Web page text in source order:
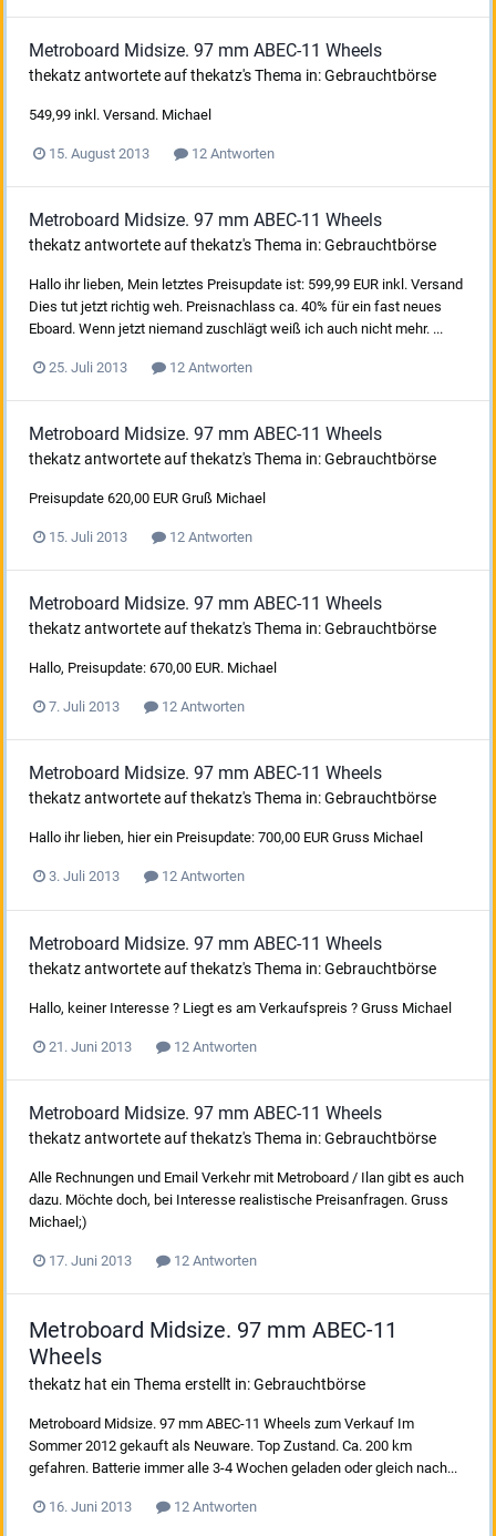
Metroboard Midsize. 97 mm ABEC-11 Wheels
thekatzantwortete aufthekatz's Thema in:Gebrauchtbörse
549,99 inkl. Versand. Michael
15. August 2013 12 Antworten
Metroboard Midsize. 97 mm ABEC-11 Wheels
thekatzantwortete aufthekatz's Thema in:Gebrauchtbörse
Hallo ihr lieben, Mein letztes Preisupdate ist: 599,99 EUR inkl. Versand
Dies tut jetzt richtig weh. Preisnachlass ca. 40% für ein fast neues
Eboard. Wenn jetzt niemand zuschlägt weiß ich auch nicht mehr. ...
25. Juli 2013 12 Antworten
Metroboard Midsize. 97 mm ABEC-11 Wheels
thekatzantwortete aufthekatz's Thema in:Gebrauchtbörse
Preisupdate 620,00 EUR Gruß Michael
15. Juli 2013 12 Antworten
Metroboard Midsize. 97 mm ABEC-11 Wheels
thekatzantwortete aufthekatz's Thema in:Gebrauchtbörse
Hallo, Preisupdate: 670,00 EUR. Michael
7. Juli 2013 12 Antworten
Metroboard Midsize. 97 mm ABEC-11 Wheels
thekatzantwortete aufthekatz's Thema in:Gebrauchtbörse
Hallo ihr lieben, hier ein Preisupdate: 700,00 EUR Gruss Michael
3. Juli 2013 12 Antworten
Metroboard Midsize. 97 mm ABEC-11 Wheels
thekatzantwortete aufthekatz's Thema in:Gebrauchtbörse
Hallo, keiner Interesse ? Liegt es am Verkaufspreis ? Gruss Michael
21. Juni 2013 12 Antworten
Metroboard Midsize. 97 mm ABEC-11 Wheels
thekatzantwortete aufthekatz's Thema in:Gebrauchtbörse
Alle Rechnungen und Email Verkehr mit Metroboard / Ilan gibt es auch
dazu. Möchte doch, bei Interesse realistische Preisanfragen. Gruss
Michael;)
17. Juni 2013 12 Antworten
Metroboard Midsize. 97 mm ABEC-11
Wheels
thekatz hat ein Thema erstellt in:Gebrauchtbörse
Metroboard Midsize. 97 mm ABEC-11 Wheels zum Verkauf Im
Sommer 2012 gekauft als Neuware. Top Zustand. Ca. 200 km
gefahren. Batterie immer alle 3-4 Wochen geladen oder gleich nach...
16. Juni 2013 12 Antworten